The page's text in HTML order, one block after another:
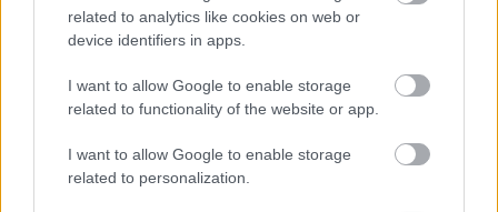
related to analytics like cookies on web or
device identifiers in apps.
I want to allow Google to enable storage
related to functionality of the website or app.
I want to allow Google to enable storage
related to personalization.
sikerkorszak. Senna gyakorlatilag minden
versenyt megnyert volna. Az autó azokban az
években annyival jobb volt a többinél, pluszba
ott lett volna Senna, mint pilóta. Ráadásul
Newey is motiváltabb lett volna. Ez egy olyan éra
lett volna, amire azelőtt nem volt példa. Ma azt